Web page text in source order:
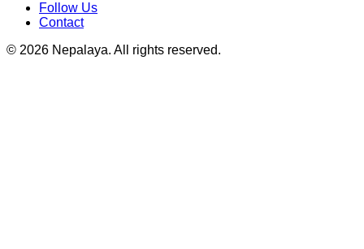
Follow Us
Contact
© 2026 Nepalaya. All rights reserved.